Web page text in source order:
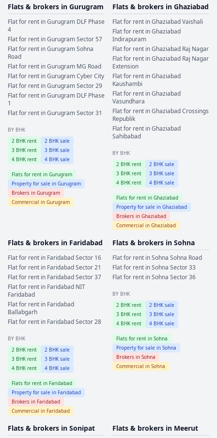
Flats & brokers in Gurugram
Flat for rent inGurugram DLF Phase
4
Flat for rent inGurugramSector 57
Flat for rent inGurugramSohna
Road
Flat for rent inGurugram MG Road
Flat for rent inGurugramCyber City
Flat for rent inGurugramSector 29
Flat for rent inGurugram DLF Phase
1
Flat for rent inGurugramSector 31
BY BHK
2 BHK rent 2 BHK sale
3 BHK rent 3 BHK sale
4 BHK rent 4 BHK sale
Flats for rent in Gurugram
Property for sale in Gurugram
Brokers in Gurugram
Commercial in Gurugram
Flats & brokers in Ghaziabad
Flat for rent inGhaziabadVaishali
Flat for rent inGhaziabad
Indirapuram
Flat for rent inGhaziabad Raj Nagar
Flat for rent inGhaziabad Raj Nagar
Extension
Flat for rent inGhaziabad
Kaushambi
Flat for rent inGhaziabad
Vasundhara
Flat for rent inGhaziabadCrossings
Republik
Flat for rent inGhaziabad
Sahibabad
BY BHK
2 BHK rent 2 BHK sale
3 BHK rent 3 BHK sale
4 BHK rent 4 BHK sale
Flats for rent in Ghaziabad
Property for sale in Ghaziabad
Brokers in Ghaziabad
Commercial in Ghaziabad
Flats & brokers in Faridabad
Flat for rent in FaridabadSector 16
Flat for rent in FaridabadSector 21
Flat for rent in FaridabadSector 37
Flat for rent in Faridabad NIT
Faridabad
Flat for rent in Faridabad
Ballabgarh
Flat for rent in FaridabadSector 28
BY BHK
2 BHK rent 2 BHK sale
3 BHK rent 3 BHK sale
4 BHK rent 4 BHK sale
Flats for rent in Faridabad
Property for sale in Faridabad
Brokers in Faridabad
Commercial in Faridabad
Flats & brokers in Sohna
Flat for rent inSohna Sohna Road
Flat for rent inSohna Sector 33
Flat for rent inSohna Sector 36
BY BHK
2 BHK rent 2 BHK sale
3 BHK rent 3 BHK sale
4 BHK rent 4 BHK sale
Flats for rent in Sohna
Property for sale in Sohna
Brokers in Sohna
Commercial in Sohna
Flats & brokers in Sonipat Flats & brokers in Meerut